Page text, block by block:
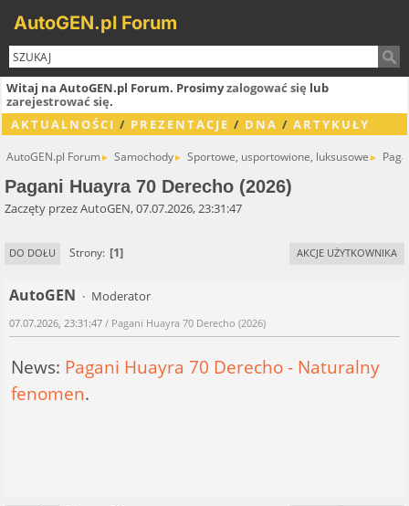
AutoGEN.pl Forum
Witaj na AutoGEN.pl Forum. Prosimyzalogować się lub
zarejestrować się.
AKTUALNOŚCI / PREZENTACJE / DNA / ARTYKUŁY
AutoGEN.pl Forum► Samochody► Sportowe, usportowione, luksusowe ►
Pagani Huayra 70 Derecho (2026)
Zaczęty przez AutoGEN, 07.07.2026, 23:31:47
DO DOŁU Strony 1 AKCJE UŻYTKOWNIKA
AutoGEN Moderator
07.07.2026, 23:31:47 / Pagani Huayra 70 Derecho (2026)
News: Pagani Huayra 70 Derecho - Naturalny
fenomen.